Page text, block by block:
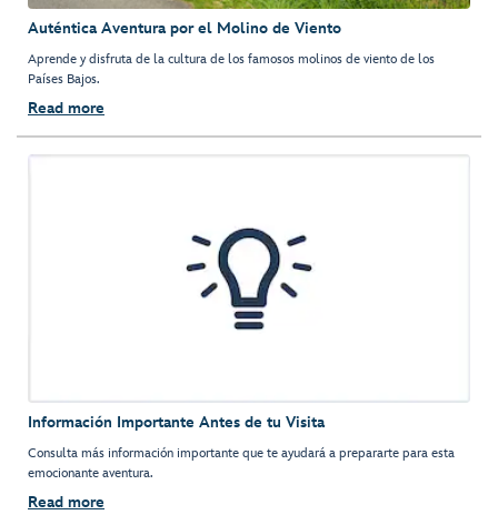
Auténtica Aventura por el Molino de Viento
Aprende y disfruta de la cultura de los famosos molinos de viento de los
Países Bajos.
Read more
Información Importante Antes de tu Visita
Consulta más información importante que te ayudará a prepararte para esta
emocionante aventura.
Read more